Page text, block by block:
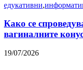
едукативни,
Како се
вагиналните
19/07/2026